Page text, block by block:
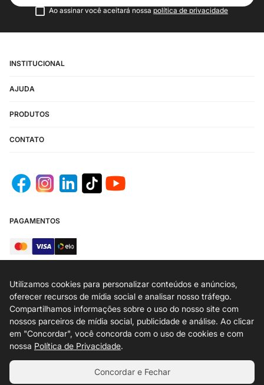
Utilizamos cookies para personalizar conteúdos e anúncios,
oferecer recursos de mídia social e analisar nosso tráfego.
Compartilhamos informações sobre o uso do nosso site com
nossos parceiros de mídia social, publicidade e análise. Ao clicar
em "Concordar", você concorda com o uso de cookies e com
nossa Política de Privacidade.
Concordar e Fechar
Ao assinar você aceitará nossa política de privacidade
INSTITUCIONAL
AJUDA
PRODUTOS
CONTATO
PAGAMENTOS
SEGURANÇA
EA9 MODAS COMÉRCIO DE ROUPAS E CALÇADOS LTDA / AV. CELSO
GARCIA 306, ANDAR 1 CJ 5 - BRÁS, SP - CEP 03014-000 - CNPJ
31.863.637/0017-00 IE 128.741.520.113